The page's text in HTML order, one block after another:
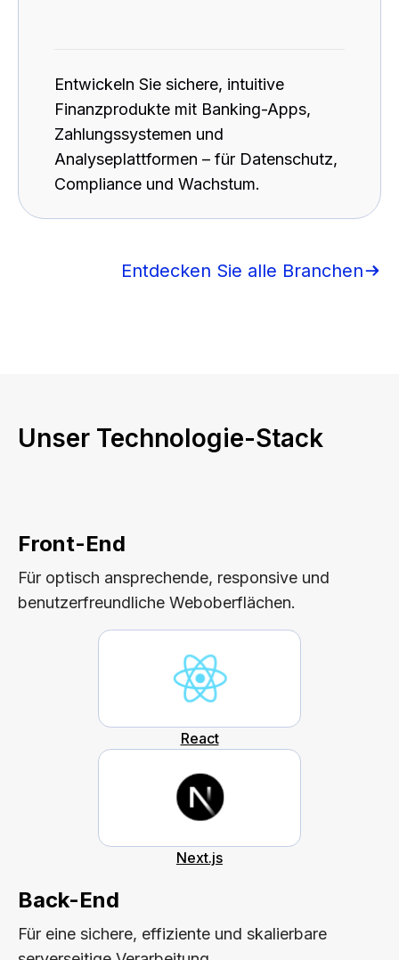
Entwickeln Sie sichere, intuitive
Finanzprodukte mit Banking-Apps,
Zahlungssystemen und
Analyseplattformen – für Datenschutz,
Compliance und Wachstum.
Entdecken Sie alle Branchen
Unser Technologie-Stack
Front-End
Für optisch ansprechende, responsive und
benutzerfreundliche Weboberflächen.
React
Next.js
Back-End
Für eine sichere, effiziente und skalierbare